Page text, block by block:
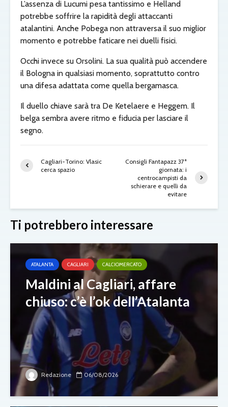
L’assenza di Lucumi pesa tantissimo e Helland
potrebbe soffrire la rapidità degli attaccanti
atalantini. Anche Pobega non attraversa il suo miglior
momento e potrebbe faticare nei duelli fisici.
Occhi invece su Orsolini. La sua qualità può accendere
il Bologna in qualsiasi momento, soprattutto contro
una difesa adattata come quella bergamasca.
Il duello chiave sarà tra De Ketelaere e Heggem. Il
belga sembra avere ritmo e fiducia per lasciare il
segno.
Cagliari-Torino: Vlasic
cerca spazio
Consigli Fantapazz 37ª
giornata: i
centrocampisti da
schierare e quelli da
evitare
Ti potrebbero interessare
ATALANTA CAGLIARI CALCIOMERCATO
Maldini al Cagliari, affare
chiuso: c’è l’ok dell’Atalanta
Redazione 06/08/2026